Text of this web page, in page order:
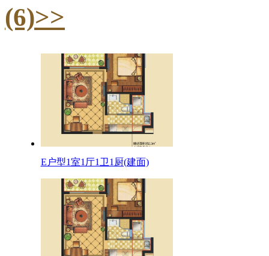
(6)>>
E户型1室1厅1卫1厨(建面)